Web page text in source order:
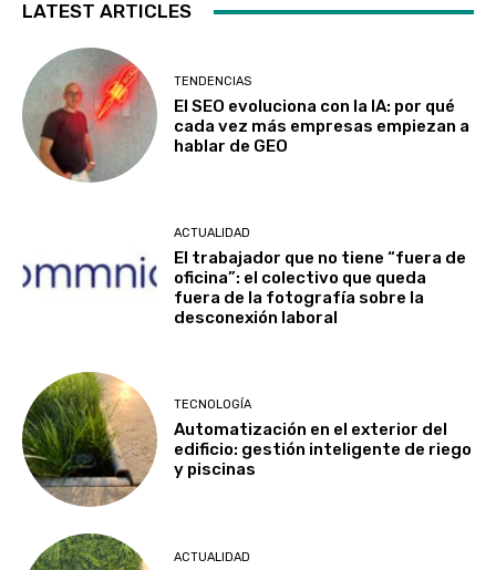
LATEST ARTICLES
TENDENCIAS
El SEO evoluciona con la IA: por qué
cada vez más empresas empiezan a
hablar de GEO
ACTUALIDAD
El trabajador que no tiene “fuera de
oficina”: el colectivo que queda
fuera de la fotografía sobre la
desconexión laboral
TECNOLOGÍA
Automatización en el exterior del
edificio: gestión inteligente de riego
y piscinas
ACTUALIDAD